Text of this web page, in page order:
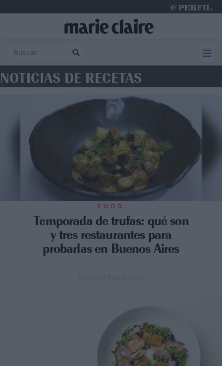
NOTICIAS DE RECETAS
FOOD
Temporada de trufas: qué son
y tres restaurantes para
probarlas en Buenos Aires